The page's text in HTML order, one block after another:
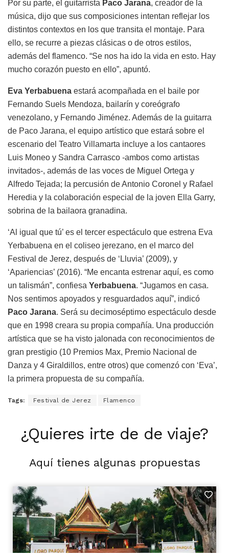
Por su parte, el guitarrista Paco Jarana, creador de la
música, dijo que sus composiciones intentan reflejar los
distintos contextos en los que transita el montaje. Para
ello, se recurre a piezas clásicas o de otros estilos,
además del flamenco. “Se nos ha ido la vida en esto. Hay
mucho corazón puesto en ello”, apuntó.
Eva Yerbabuena estará acompañada en el baile por
Fernando Suels Mendoza, bailarín y coreógrafo
venezolano, y Fernando Jiménez. Además de la guitarra
de Paco Jarana, el equipo artístico que estará sobre el
escenario del Teatro Villamarta incluye a los cantaores
Luis Moneo y Sandra Carrasco -ambos como artistas
invitados-, además de las voces de Miguel Ortega y
Alfredo Tejada; la percusión de Antonio Coronel y Rafael
Heredia y la colaboración especial de la joven Ella Garry,
sobrina de la bailaora granadina.
‘Al igual que tú’ es el tercer espectáculo que estrena Eva
Yerbabuena en el coliseo jerezano, en el marco del
Festival de Jerez, después de ‘Lluvia’ (2009), y
‘Apariencias’ (2016). “Me encanta estrenar aquí, es como
un talismán”, confiesa Yerbabuena. “Jugamos en casa.
Nos sentimos apoyados y resguardados aquí”, indicó
Paco Jarana. Será su decimoséptimo espectáculo desde
que en 1998 creara su propia compañía. Una producción
artística que se ha visto jalonada con reconocimientos de
gran prestigio (10 Premios Max, Premio Nacional de
Danza y 4 Giraldillos, entre otros) que comenzó con ‘Eva’,
la primera propuesta de su compañía.
Tags: Festival de Jerez Flamenco
¿Quieres irte de de viaje?
Aquí tienes algunas propuestas